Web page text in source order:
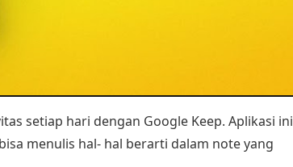
setiap hari dengan Google Keep. Aplikasi ini
menulis hal- hal berarti dalam note yang